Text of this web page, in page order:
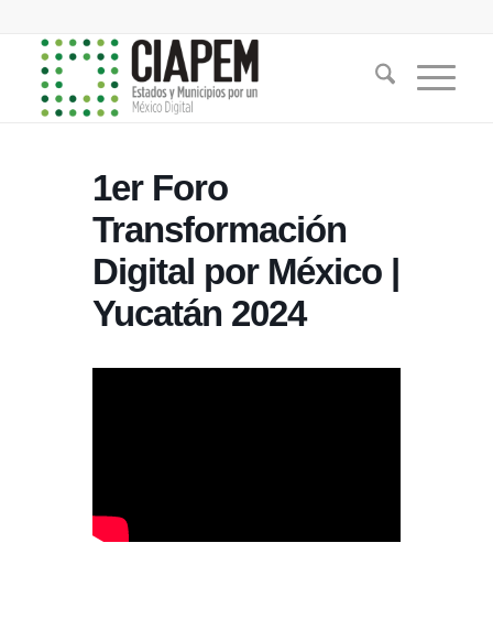
1er Foro
Transformación
Digital por México |
Yucatán 2024